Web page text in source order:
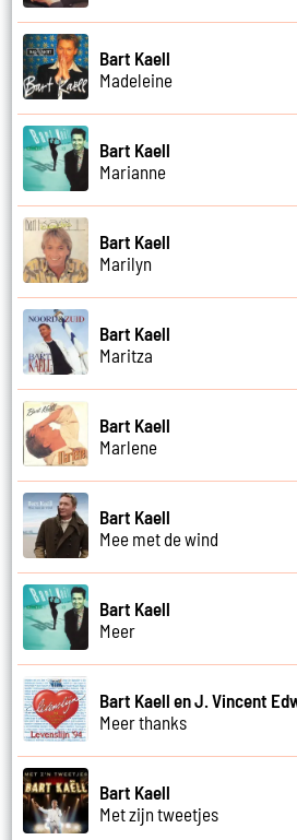
Bart Kaell
Madeleine
Bart Kaell
Marianne
Bart Kaell
Marilyn
Bart Kaell
Maritza
Bart Kaell
Marlene
Bart Kaell
Mee met de wind
Bart Kaell
Meer
Bart Kaell en J. Vincent
Meer thanks
Bart Kaell
Met zijn tweetjes